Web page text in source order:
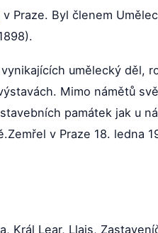
v Praze. Byl členem
umělecký děl,
Mimo námětů
památek jak u
v Praze 18. ledna
Král Lear, Llais,